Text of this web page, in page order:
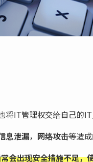
将IT管理权交给自己的
息泄漏， 网络攻击等造
会出现安全措施不足